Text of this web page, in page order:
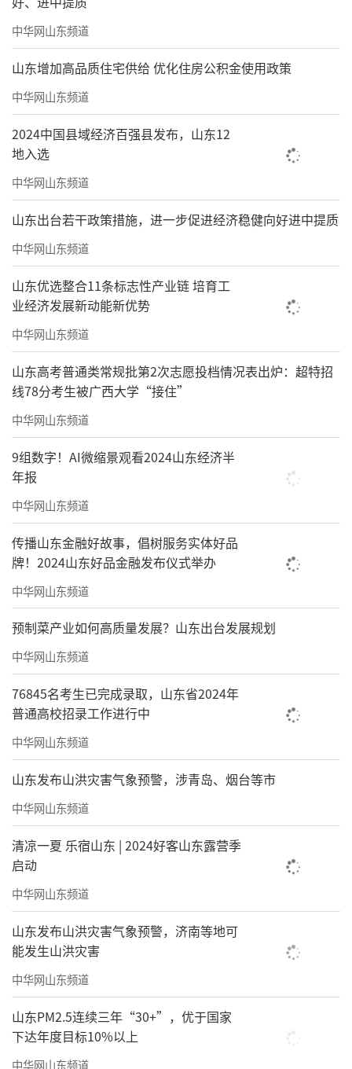
美术学博士、教授
福建师范大学美术学院院长
美术馆馆长、博士研究生导师
兼任教育部高等学校美术学类教指委委员
教育部高校师范专业认证专家
中国美术家协会会员
中国文艺评论家协会会员
福建省美术家协会理论委员会主任
先后就读福建师范大学美术学院、北京大
学艺术学院。长期从事区域美术研究和美术创
作，主持或参与省级、国家级课题十余项。已
发表20余篇学术论文。近年来，策划或主持十
余场学术性美展和专题研讨会，在省内外高校
及专业学术团体发表专题演讲20余场。
擅长水墨、彩墨与综合绘画，兼长书法，
多件作品为省级以上专业场馆收藏，彩墨综合
材料作品《梦·蝶》入选第十四届全国美展。
责任编辑：王晓晖
中华网山东频道
山东增加高品质住宅供给 优化住房公积金使用政策
中华网山东频道
2024中国县域经济百强县发布，山东12
地入选
中华网山东频道
山东出台若干政策措施，进一步促进经济稳健向好进中提质
中华网山东频道
山东优选整合11条标志性产业链 培育工
业经济发展新动能新优势
中华网山东频道
山东高考普通类常规批第2次志愿投档情况表出炉：超特招
线78分考生被广西大学“接住”
中华网山东频道
9组数字！AI微缩景观看2024山东经济半
年报
中华网山东频道
传播山东金融好故事，倡树服务实体好品
牌！2024山东好品金融发布仪式举办
中华网山东频道
预制菜产业如何高质量发展？山东出台发展规划
中华网山东频道
76845名考生已完成录取，山东省2024年
普通高校招录工作进行中
中华网山东频道
山东发布山洪灾害气象预警，涉青岛、烟台等市
中华网山东频道
清凉一夏 乐宿山东 | 2024好客山东露营季
启动
中华网山东频道
山东发布山洪灾害气象预警，济南等地可
能发生山洪灾害
中华网山东频道
山东PM2.5连续三年“30+”，优于国家
下达年度目标10%以上
中华网山东频道